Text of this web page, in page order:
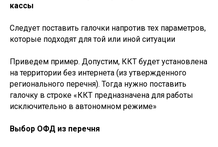
кассы
Следует поставить галочки напротив тех параметров,
которые подходят для той или иной ситуации
Приведем пример. Допустим, ККТ будет установлена
на территории без интернета (из утвержденного
регионального перечня). Тогда нужно поставить
галочку в строке «ККТ предназначена для работы
исключительно в автономном режиме»
Выбор ОФД из перечня